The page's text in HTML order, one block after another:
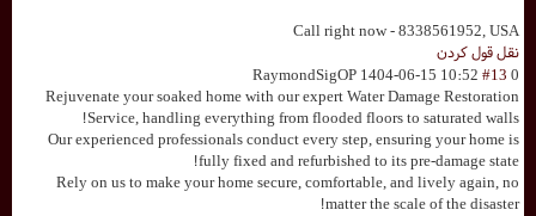
Call right now - 8338561952, USA
نقل قول کردن
0
#13
RaymondSigOP 1404-06-15 10:52
Rejuvenate your soaked home with our expert Water Damage Restoration
Service, handling everything from flooded floors to saturated walls!
Our experienced professionals conduct every step, ensuring your home is
fully fixed and refurbished to its pre-damage state!
Rely on us to make your home secure, comfortable, and lively again, no
matter the scale of the disaster!